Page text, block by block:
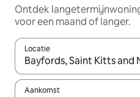
Ontdek
voor een maand of langer.
Locatie
Wanneer er resultaten
Aankomst